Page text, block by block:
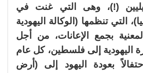
(!)، وهى التي غنت في
التي تنظمها (الوكالة اليهودية
بجمع الإعانات، من أجل
اليهودية إلى فلسطين، كل عام
بعودة اليهود إلى (أرض